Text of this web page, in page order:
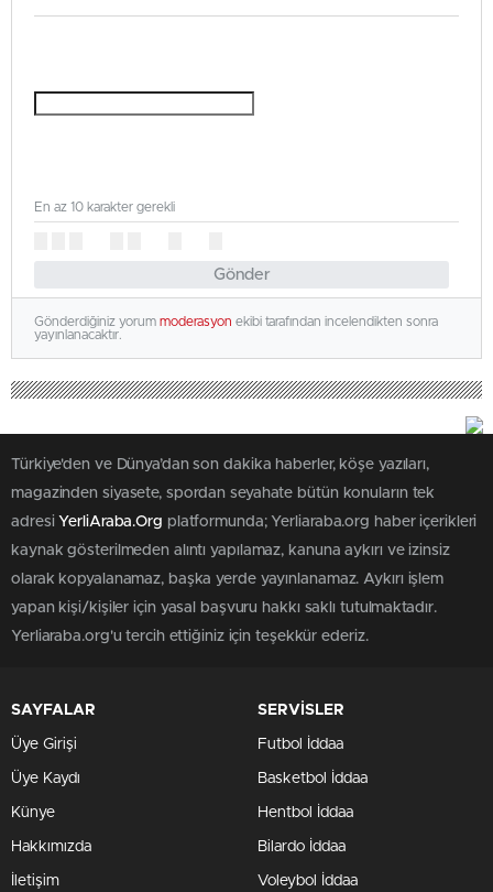
Gönder
En az 10 karakter gerekli
Gönderdiğiniz yorum moderasyon ekibi tarafından incelendikten sonra
yayınlanacaktır.
Türkiye'den ve Dünya’dan son dakika haberler, köşe yazıları,
magazinden siyasete, spordan seyahate bütün konuların tek
adresi YerliAraba.Org platformunda; Yerliaraba.org haber içerikleri
kaynak gösterilmeden alıntı yapılamaz, kanuna aykırı ve izinsiz
olarak kopyalanamaz, başka yerde yayınlanamaz. Aykırı işlem
yapan kişi/kişiler için yasal başvuru hakkı saklı tutulmaktadır.
Yerliaraba.org'u tercih ettiğiniz için teşekkür ederiz.
SAYFALAR
Üye Girişi
Üye Kaydı
Künye
Hakkımızda
İletişim
SERVİSLER
Futbol İddaa
Basketbol İddaa
Hentbol İddaa
Bilardo İddaa
Voleybol İddaa